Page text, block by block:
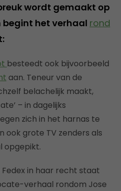
wordt gemaakt op
begint het verhaal rond
besteedt ook bijvoorbeeld
aan. Teneur van de
belachelijk maakt,
– in dagelijks
zich in het harnas te
ook grote TV zenders als
opgepikt.
in haar recht staat
verhaal rondom Jose